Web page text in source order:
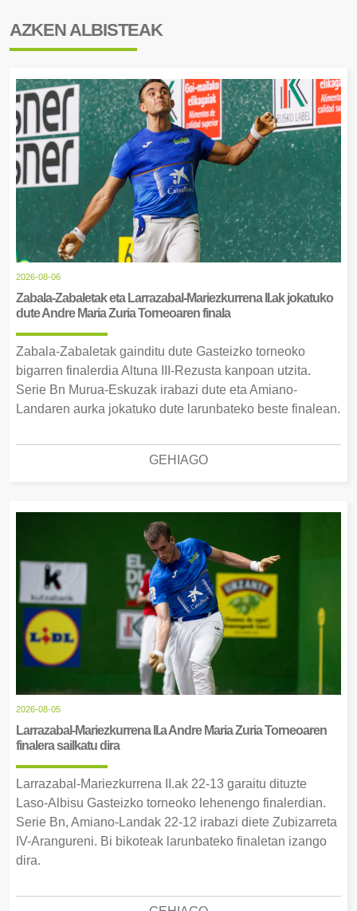
AZKEN ALBISTEAK
2026-08-06
Zabala-Zabaletak eta Larrazabal-Mariezkurrena II.ak jokatuko
dute Andre Maria Zuria Torneoaren finala
Zabala-Zabaletak gainditu dute Gasteizko torneoko
bigarren finalerdia Altuna III-Rezusta kanpoan utzita.
Serie Bn Murua-Eskuzak irabazi dute eta Amiano-
Landaren aurka jokatuko dute larunbateko beste finalean.
GEHIAGO
2026-08-05
Larrazabal-Mariezkurrena II.a Andre Maria Zuria Torneoaren
finalera sailkatu dira
Larrazabal-Mariezkurrena II.ak 22-13 garaitu dituzte
Laso-Albisu Gasteizko torneoko lehenengo finalerdian.
Serie Bn, Amiano-Landak 22-12 irabazi diete Zubizarreta
IV-Arangureni. Bi bikoteak larunbateko finaletan izango
dira.